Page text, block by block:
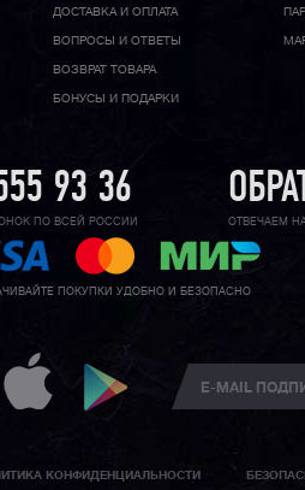
ДОСТАВКА И ОПЛАТА
ВОПРОСЫ И ОТВЕТЫ
ВОЗВРАТ ТОВАРА
БОНУСЫ И ПОДАРКИ
93 36
ПО ВСЕЙ РОССИИ ОТВЕЧАЕМ
ПОКУПКИ УДОБНО И БЕЗОПАСНО
КОНФИДЕНЦИАЛЬНОСТИ